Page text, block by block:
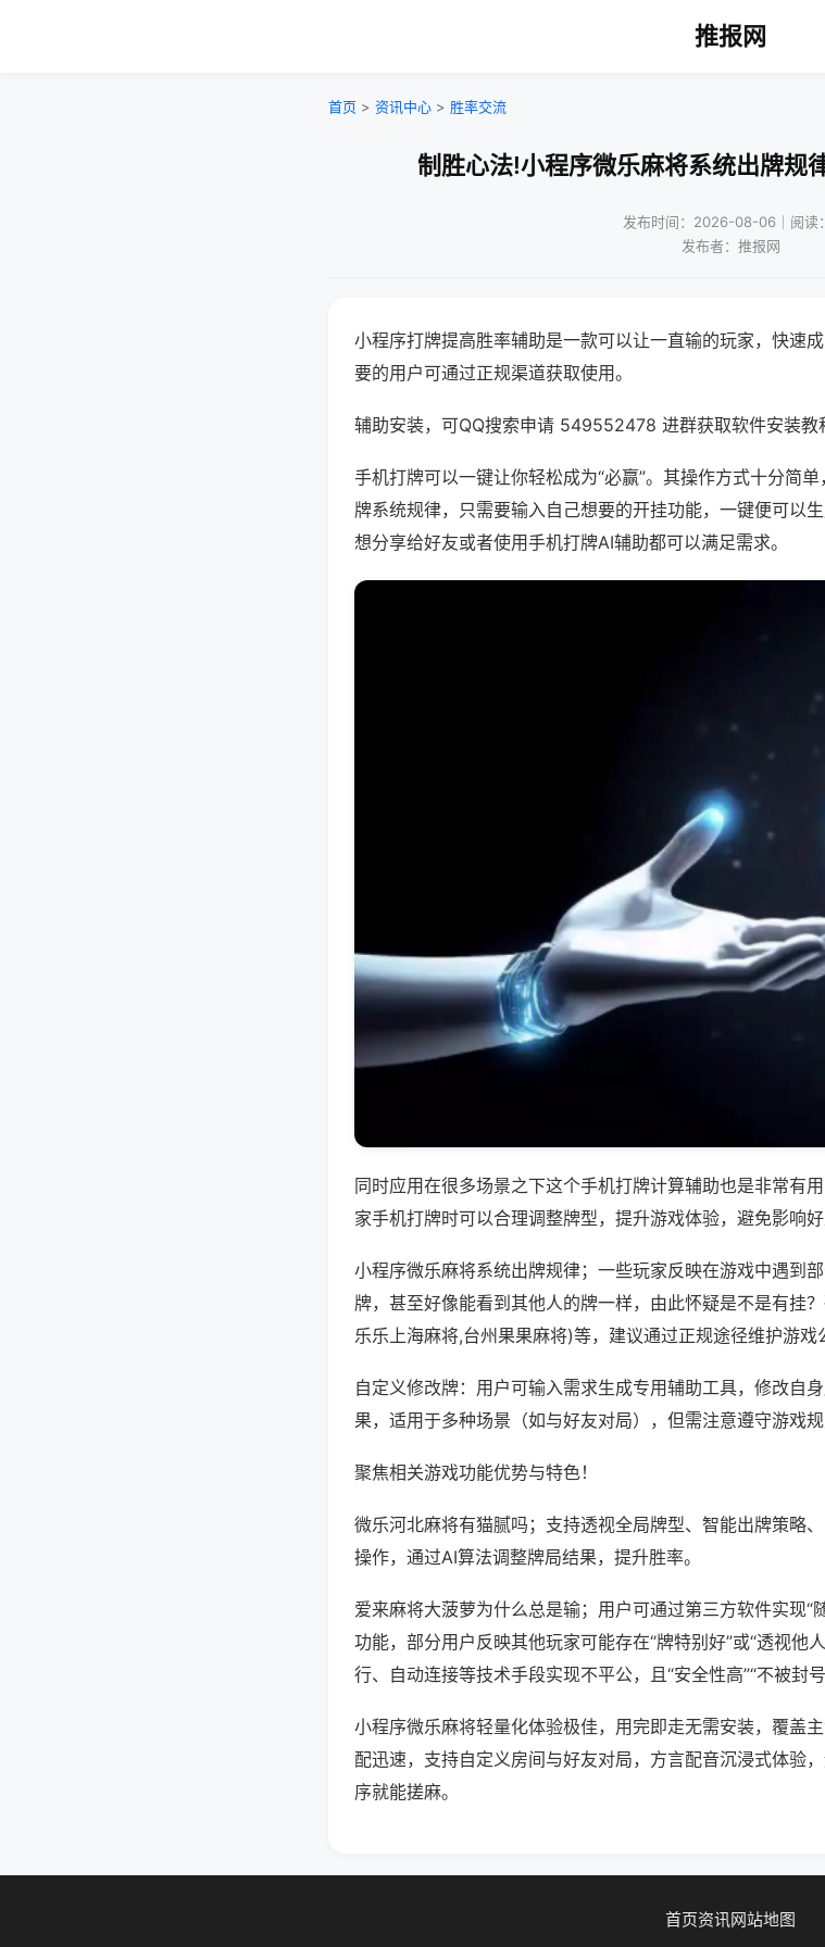
推报网
首页 > 资讯中心 > 胜率交流
制胜心法!小程序微乐麻将系统出牌规
发布时间：2026-08-06｜阅读
发布者：推报网
小程序打牌提高胜率辅助是一款可以让一直输的玩家，快速
要的用户可通过正规渠道获取使用。
辅助安装，可QQ搜索申请 549552478 进群获取软件安装教
手机打牌可以一键让你轻松成为“必赢”。其操作方式十分简
牌系统规律，只需要输入自己想要的开挂功能，一键便可以
想分享给好友或者使用手机打牌AI辅助都可以满足需求。
同时应用在很多场景之下这个手机打牌计算辅助也是非常有
家手机打牌时可以合理调整牌型，提升游戏体验，避免影响好
小程序微乐麻将系统出牌规律；一些玩家反映在游戏中遇到
牌，甚至好像能看到其他人的牌一样，由此怀疑是不是有挂
乐乐上海麻将,台州果果麻将)等，建议通过正规途径维护游戏
自定义修改牌：用户可输入需求生成专用辅助工具，修改自
果，适用于多种场景（如与好友对局），但需注意遵守游戏规
聚焦相关游戏功能优势与特色！
微乐河北麻将有猫腻吗；支持透视全局牌型、智能出牌策略
操作，通过AI算法调整牌局结果，提升胜率。
爱来麻将大菠萝为什么总是输；用户可通过第三方软件实现“
功能，部分用户反映其他玩家可能存在“牌特别好”或“透视他
行、自动连接等技术手段实现不平公，且“安全性高”“不被封号
小程序微乐麻将轻量化体验极佳，用完即走无需安装，覆盖
配迅速，支持自定义房间与好友对局，方言配音沉浸式体验
序就能搓麻。
首页资讯网站地图